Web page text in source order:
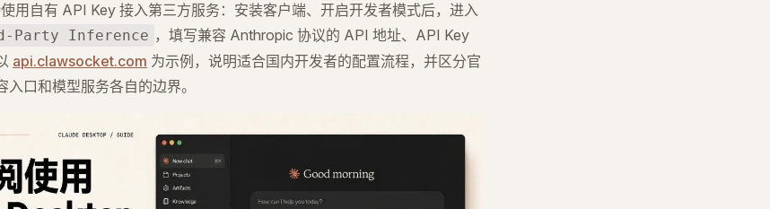
用自有 API Key 接入第三方服务：安装客户端、开启开发者模式后，进入
Party Inference ，填写兼容 Anthropic 协议的 API 地址、API Key
api.clawsocket.com 为示例，说明适合国内开发者的配置流程，并区分官
口和模型服务各自的边界。